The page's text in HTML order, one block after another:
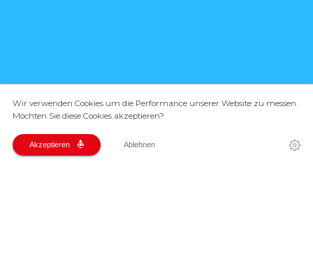
Wir verwenden Cookies um die Performance unserer Website zu messen.
Möchten Sie diese Cookies akzeptieren?
Akzeptieren Ablehnen